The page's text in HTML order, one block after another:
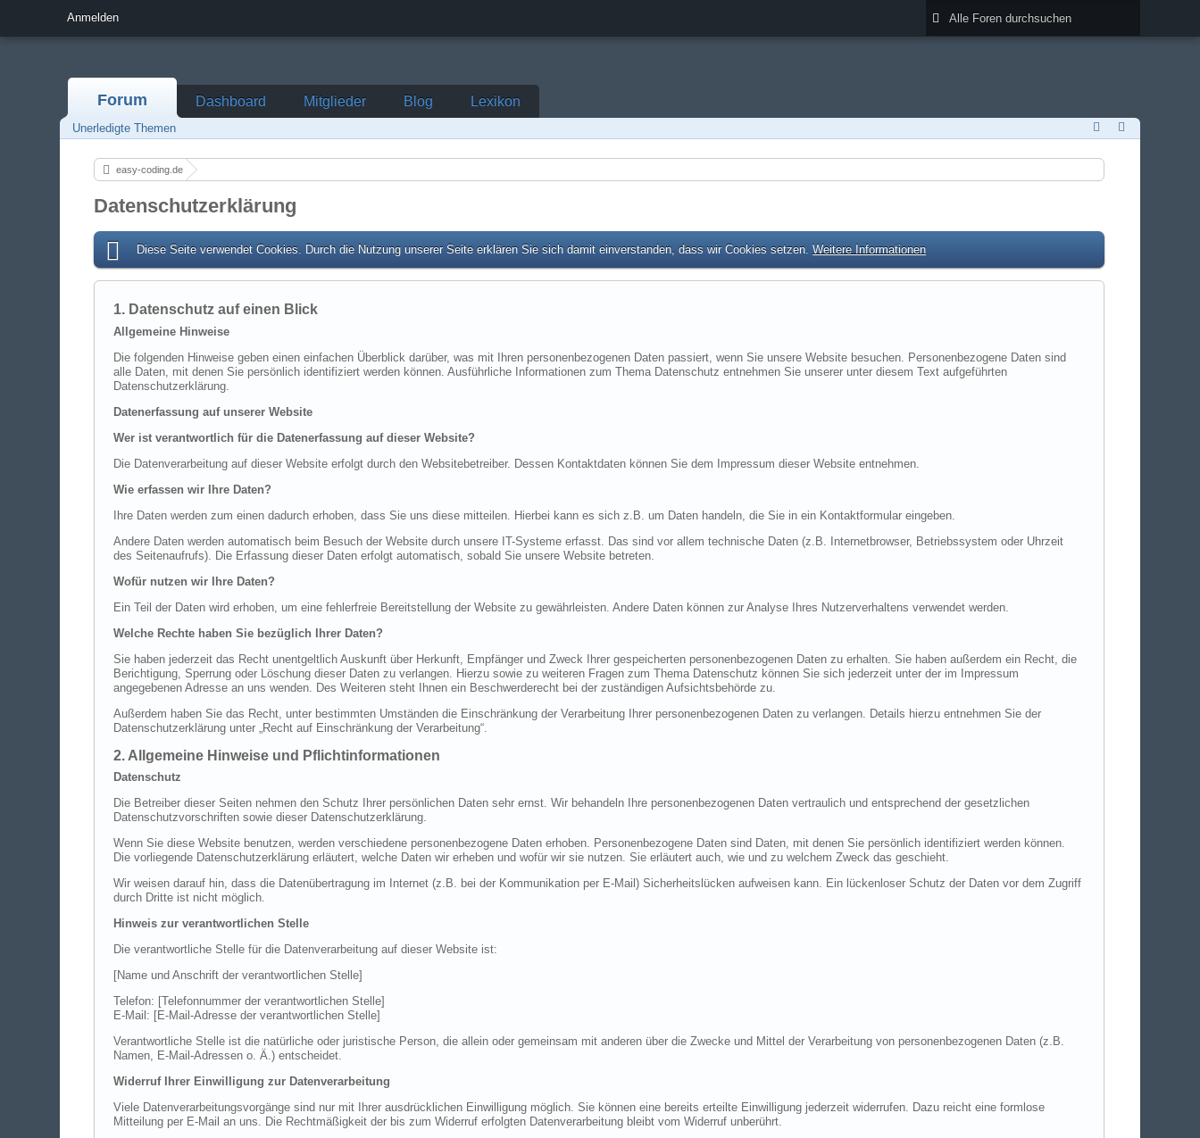
Anmelden
Forum Dashboard Mitglieder Blog Lexikon
Unerledigte Themen
easy-coding.de
Datenschutzerklärung
Diese Seite verwendet Cookies. Durch die Nutzung unserer Seite erklären Sie sich damit einverstanden, dass wir Cookies setzen.Weitere Informationen
1. Datenschutz auf einen Blick
Allgemeine Hinweise
Die folgenden Hinweise geben einen einfachen Überblick darüber, was mit Ihren personenbezogenen Daten passiert, wenn Sie unsere Website besuchen. Personenbezogene Daten sind
alle Daten, mit denen Sie persönlich identifiziert werden können. Ausführliche Informationen zum Thema Datenschutz entnehmen Sie unserer unter diesem Text aufgeführten
Datenschutzerklärung.
Datenerfassung auf unserer Website
Wer ist verantwortlich für die Datenerfassung auf dieser Website?
Die Datenverarbeitung auf dieser Website erfolgt durch den Websitebetreiber. Dessen Kontaktdaten können Sie dem Impressum dieser Website entnehmen.
Wie erfassen wir Ihre Daten?
Ihre Daten werden zum einen dadurch erhoben, dass Sie uns diese mitteilen. Hierbei kann es sich z.B. um Daten handeln, die Sie in ein Kontaktformular eingeben.
Andere Daten werden automatisch beim Besuch der Website durch unsere IT-Systeme erfasst. Das sind vor allem technische Daten (z.B. Internetbrowser, Betriebssystem oder Uhrzeit
des Seitenaufrufs). Die Erfassung dieser Daten erfolgt automatisch, sobald Sie unsere Website betreten.
Wofür nutzen wir Ihre Daten?
Ein Teil der Daten wird erhoben, um eine fehlerfreie Bereitstellung der Website zu gewährleisten. Andere Daten können zur Analyse Ihres Nutzerverhaltens verwendet werden.
Welche Rechte haben Sie bezüglich Ihrer Daten?
Sie haben jederzeit das Recht unentgeltlich Auskunft über Herkunft, Empfänger und Zweck Ihrer gespeicherten personenbezogenen Daten zu erhalten. Sie haben außerdem ein Recht, die
Berichtigung, Sperrung oder Löschung dieser Daten zu verlangen. Hierzu sowie zu weiteren Fragen zum Thema Datenschutz können Sie sich jederzeit unter der im Impressum
angegebenen Adresse an uns wenden. Des Weiteren steht Ihnen ein Beschwerderecht bei der zuständigen Aufsichtsbehörde zu.
Außerdem haben Sie das Recht, unter bestimmten Umständen die Einschränkung der Verarbeitung Ihrer personenbezogenen Daten zu verlangen. Details hierzu entnehmen Sie der
Datenschutzerklärung unter „Recht auf Einschränkung der Verarbeitung“.
2. Allgemeine Hinweise und Pflichtinformationen
Datenschutz
Die Betreiber dieser Seiten nehmen den Schutz Ihrer persönlichen Daten sehr ernst. Wir behandeln Ihre personenbezogenen Daten vertraulich und entsprechend der gesetzlichen
Datenschutzvorschriften sowie dieser Datenschutzerklärung.
Wenn Sie diese Website benutzen, werden verschiedene personenbezogene Daten erhoben. Personenbezogene Daten sind Daten, mit denen Sie persönlich identifiziert werden können.
Die vorliegende Datenschutzerklärung erläutert, welche Daten wir erheben und wofür wir sie nutzen. Sie erläutert auch, wie und zu welchem Zweck das geschieht.
Wir weisen darauf hin, dass die Datenübertragung im Internet (z.B. bei der Kommunikation per E-Mail) Sicherheitslücken aufweisen kann. Ein lückenloser Schutz der Daten vor dem Zugriff
durch Dritte ist nicht möglich.
Hinweis zur verantwortlichen Stelle
Die verantwortliche Stelle für die Datenverarbeitung auf dieser Website ist:
[Name und Anschrift der verantwortlichen Stelle]
Telefon: [Telefonnummer der verantwortlichen Stelle]
E-Mail: [E-Mail-Adresse der verantwortlichen Stelle]
Verantwortliche Stelle ist die natürliche oder juristische Person, die allein oder gemeinsam mit anderen über die Zwecke und Mittel der Verarbeitung von personenbezogenen Daten (z.B.
Namen, E-Mail-Adressen o. Ä.) entscheidet.
Widerruf Ihrer Einwilligung zur Datenverarbeitung
Viele Datenverarbeitungsvorgänge sind nur mit Ihrer ausdrücklichen Einwilligung möglich. Sie können eine bereits erteilte Einwilligung jederzeit widerrufen. Dazu reicht eine formlose
Mitteilung per E-Mail an uns. Die Rechtmäßigkeit der bis zum Widerruf erfolgten Datenverarbeitung bleibt vom Widerruf unberührt.